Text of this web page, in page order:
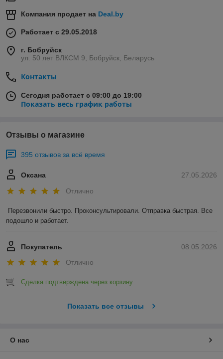
Компания продает на Deal.by
Работает с 29.05.2018
г. Бобруйск
ул. 50 лет ВЛКСМ 9, Бобруйск, Беларусь
Контакты
Сегодня работает с 09:00 до 19:00
Показать весь график работы
Отзывы о магазине
395 отзывов за всё время
27.05.2026
Оксана
Отлично
Перезвонили быстро. Проконсультировали. Отправка быстрая. Все
подошло и работает.
08.05.2026
Покупатель
Отлично
Сделка подтверждена через корзину
Показать все отзывы
О нас